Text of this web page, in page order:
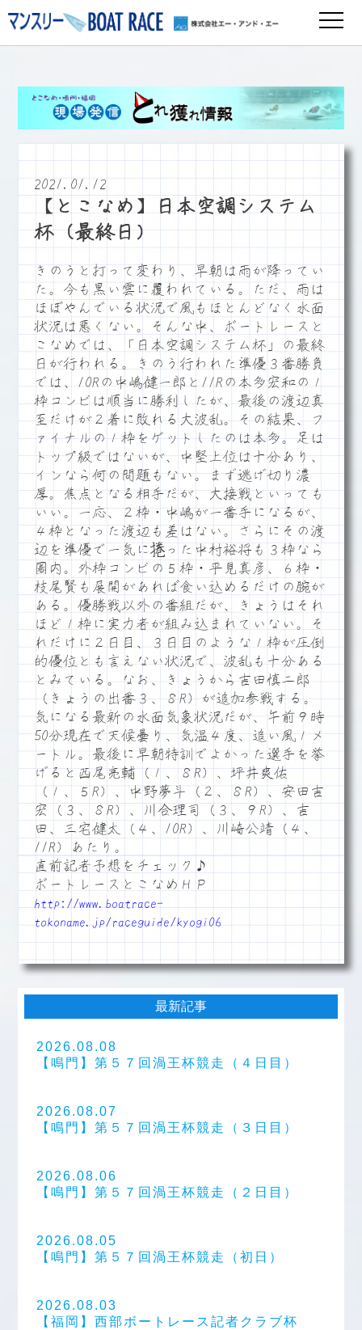
2021.01.12
【とこなめ】日本空調システム
杯（最終日）
きのうと打って変わり、早朝は雨が降ってい
た。今も黒い雲に覆われている。ただ、雨は
ほぼやんでいる状況で風もほとんどなく水面
状況は悪くない。そんな中、ボートレースと
こなめでは、「日本空調システム杯」の最終
日が行われる。きのう行われた準優３番勝負
では、10Rの中嶋健一郎と11Rの本多宏和の１
枠コンビは順当に勝利したが、最後の渡辺真
至だけが２着に敗れる大波乱。その結果、フ
ァイナルの１枠をゲットしたのは本多。足は
トップ級ではないが、中堅上位は十分あり、
インなら何の問題もない。まず逃げ切り濃
厚。焦点となる相手だが、大接戦といっても
いい。一応、２枠・中嶋が一番手になるが、
４枠となった渡辺も差はない。さらにその渡
辺を準優で一気に捲った中村裕将も３枠なら
圏内。外枠コンビの５枠・平見真彦、６枠・
枝尾賢も展開があれば食い込めるだけの腕が
ある。優勝戦以外の番組だが、きょうはそれ
ほど１枠に実力者が組み込まれていない。そ
れだけに２日目、３日目のような１枠が圧倒
的優位とも言えない状況で、波乱も十分ある
とみている。なお、きょうから吉田慎二郎
（きょうの出番３、８R）が追加参戦する。
気になる最新の水面気象状況だが、午前９時
50分現在で天候曇り、気温４度、追い風１メ
ートル。最後に早朝特訓でよかった選手を挙
げると西尾亮輔（１、８R）、坪井爽佑
（１、５R）、中野夢斗（２、８R）、安田吉
宏（３、８R）、川合理司（３、９R）、吉
田、三宅健太（４、10R）、川崎公靖（４、
11R）あたり。
直前記者予想をチェック♪
ボートレースとこなめＨＰ
http://www.boatrace-
tokoname.jp/raceguide/kyogi06
最新記事
2026.08.08
【鳴門】第５７回渦王杯競走（４日目）
2026.08.07
【鳴門】第５７回渦王杯競走（３日目）
2026.08.06
【鳴門】第５７回渦王杯競走（２日目）
2026.08.05
【鳴門】第５７回渦王杯競走（初日）
2026.08.03
【福岡】西部ボートレース記者クラブ杯